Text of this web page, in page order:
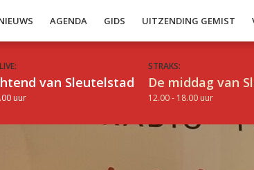
AGENDA GIDS UITZENDING GEMIST
van Sleutelstad
uur
STRAKS:
De middag van
12.00 - 18.00 uur